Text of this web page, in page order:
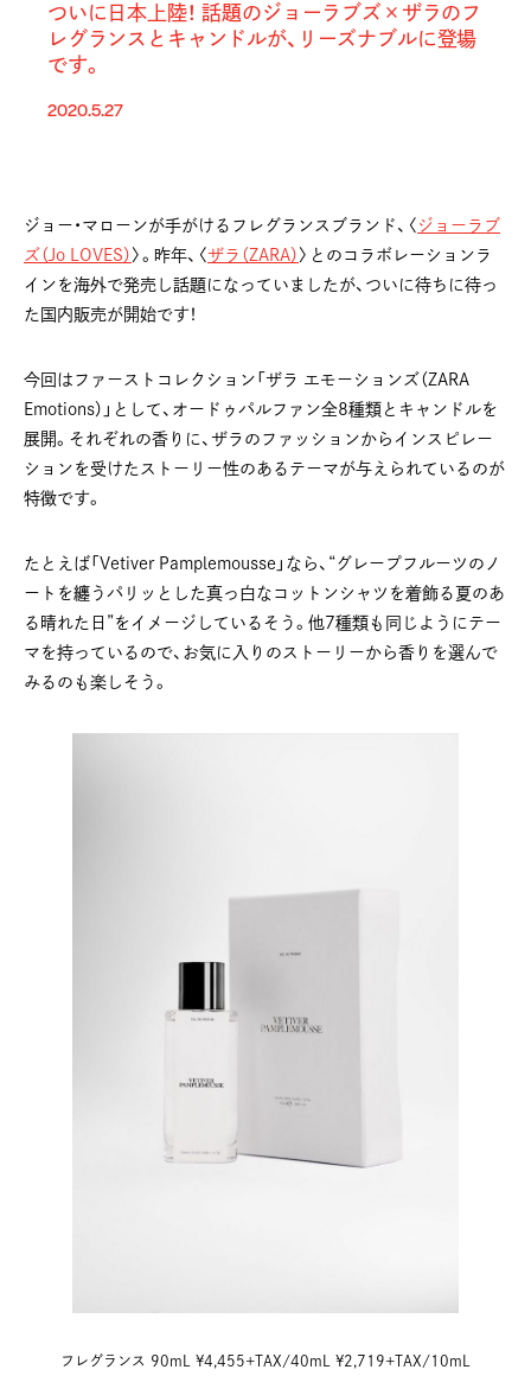
ついに日本上陸！ 話題のジョーラブズ×ザラのフ
レグランスとキャンドルが、リーズナブルに登場
です。
2020.5.27
ジョー・マローンが手がけるフレグランスブランド、〈 ジョーラブ
ズ（Jo LOVES） 〉。昨年、〈ザラ（ZARA） 〉とのコラボレーションラ
インを海外で発売し話題になっていましたが、ついに待ちに待っ
た国内販売が開始です！
今回はファーストコレクション「ザラ エモーションズ（ZARA
Emotions）」として、オードゥパルファン全8種類とキャンドルを
展開。それぞれの香りに、ザラのファッションからインスピレー
ションを受けたストーリー性のあるテーマが与えられているのが
特徴です。
たとえば「Vetiver Pamplemousse」なら、“グレープフルーツのノ
ートを纏うパリッとした真っ白なコットンシャツを着飾る夏のあ
る晴れた日”をイメージしているそう。他7種類も同じようにテー
マを持っているので、お気に入りのストーリーから香りを選んで
みるのも楽しそう。
フレグランス 90mL ¥4,455+TAX/40mL ¥2,719+TAX/10mL